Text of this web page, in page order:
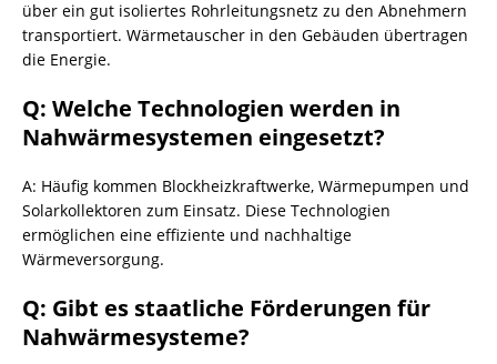
über ein gut isoliertes Rohrleitungsnetz zu den Abnehmern
transportiert. Wärmetauscher in den Gebäuden übertragen
die Energie.
Q: Welche Technologien werden in
Nahwärmesystemen eingesetzt?
A: Häufig kommen Blockheizkraftwerke, Wärmepumpen und
Solarkollektoren zum Einsatz. Diese Technologien
ermöglichen eine effiziente und nachhaltige
Wärmeversorgung.
Q: Gibt es staatliche Förderungen für
Nahwärmesysteme?